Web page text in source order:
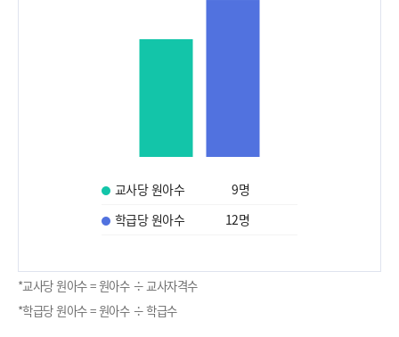
교사당 원아수 9명
학급당 원아수
12명
*교사당 원아수 = 원아수 ÷ 교사자격수
*학급당 원아수 = 원아수 ÷ 학급수